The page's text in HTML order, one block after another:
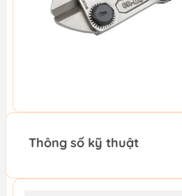
Thông số kỹ thuật